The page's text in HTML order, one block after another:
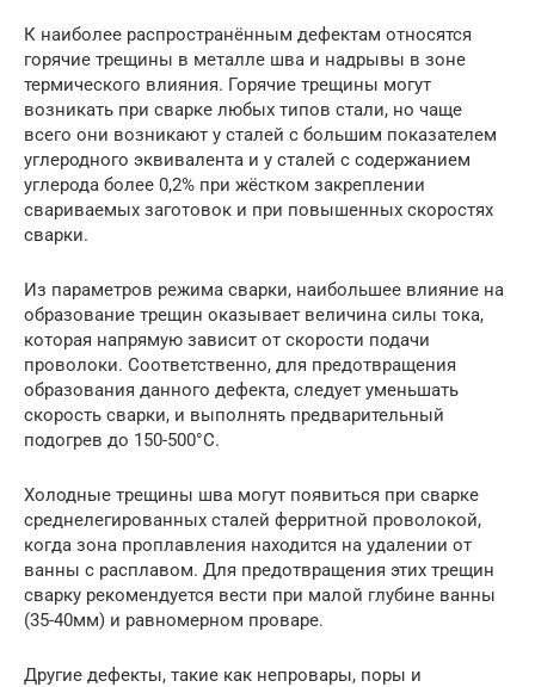
К наиболее распространённым дефектам относятся
горячие трещины в металле шва и надрывы в зоне
термического влияния. Горячие трещины могут
возникать при сварке любых типов стали, но чаще
всего они возникают у сталей с большим показателем
углеродного эквивалента и у сталей с содержанием
углерода более 0,2% при жёстком закреплении
свариваемых заготовок и при повышенных скоростях
сварки.
Из параметров режима сварки, наибольшее влияние на
образование трещин оказывает величина силы тока,
которая напрямую зависит от скорости подачи
проволоки. Соответственно, для предотвращения
образования данного дефекта, следует уменьшать
скорость сварки, и выполнять предварительный
подогрев до 150-500°C.
Холодные трещины шва могут появиться при сварке
среднелегированных сталей ферритной проволокой,
когда зона проплавления находится на удалении от
ванны с расплавом. Для предотвращения этих трещин
сварку рекомендуется вести при малой глубине ванны
(35-40мм) и равномерном проваре.
Другие дефекты, такие как непровары, поры и